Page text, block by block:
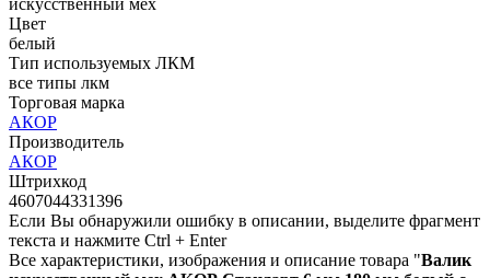
искусственный мех
Цвет
белый
Тип используемых ЛКМ
все типы лкм
Торговая марка
АКОР
Производитель
АКОР
Штрихкод
4607044331396
Если Вы обнаружили ошибку в описании, выделите фрагмент
текста и нажмите Ctrl + Enter
Все характеристики, изображения и описание товара "Валик